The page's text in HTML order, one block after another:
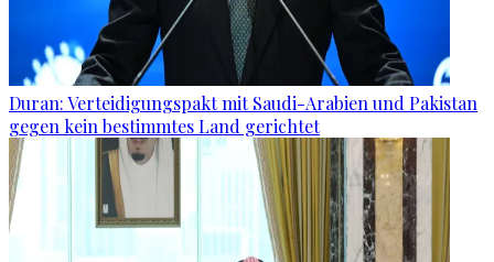
Duran: Verteidigungspakt mit Saudi-Arabien und Pakistan
gegen kein bestimmtes Land gerichtet